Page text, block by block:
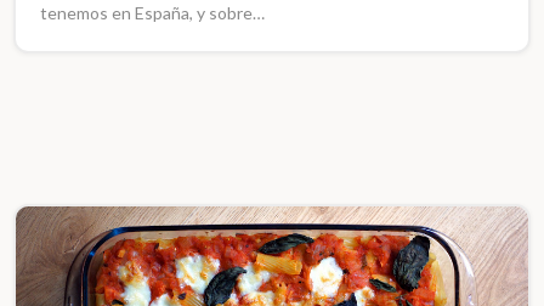
tenemos en España, y sobre…